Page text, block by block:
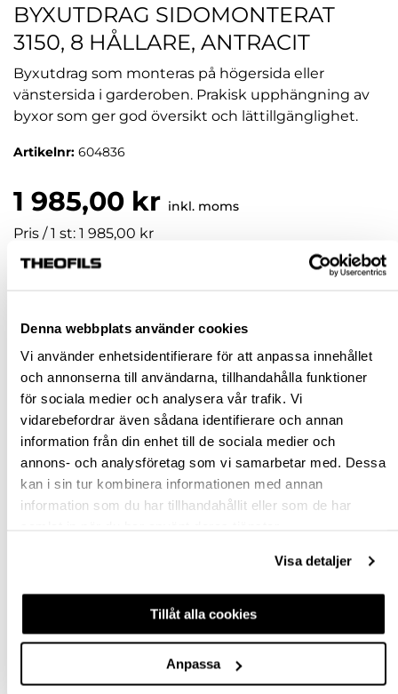
Denna webbplats använder cookies
Vi använder enhetsidentifierare för att anpassa innehållet
och annonserna till användarna, tillhandahålla funktioner
för sociala medier och analysera vår trafik. Vi
vidarebefordrar även sådana identifierare och annan
information från din enhet till de sociala medier och
annons- och analysföretag som vi samarbetar med. Dessa
kan i sin tur kombinera informationen med annan
information som du har tillhandahållit eller som de har
Visa detaljer
Tillåt alla cookies
Anpassa
BYXUTDRAG SIDOMONTERAT
3150, 8 HÅLLARE, ANTRACIT
Byxutdrag som monteras på högersida eller
vänstersida i garderoben. Prakisk upphängning av
byxor som ger god översikt och lättillgänglighet.
Artikelnr: 604836
1 985,00 kr inkl. moms
Pris / 1 st: 1 985,00 kr
KÖP
Jönköping huvudlager Beställningsvara
Malmö butik Slut i lager
Stockholm butik Slut i lager
Snabba leveranser